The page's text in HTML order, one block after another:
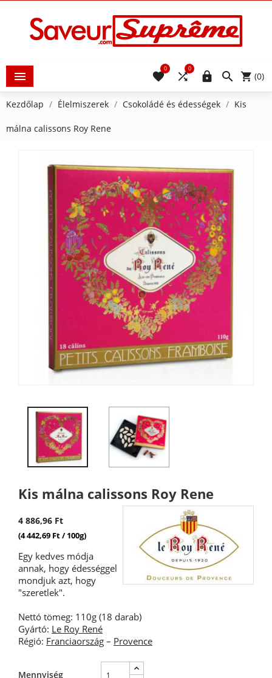
  (0)


0

0
Kezdőlap Élelmiszerek Csokoládé és édességek Kis
málna calissons Roy Rene
Kis málna calissons Roy Rene
4 886,96 Ft
(4 442,69 Ft / 100g)
Egy kedves módja
annak, hogy édességgel
mondjuk azt, hogy
"szeretlek".
Nettó tömeg: 110g (18 darab)
Gyártó: Le Roy René
Régió: Franciaország – Provence
Mennyiség